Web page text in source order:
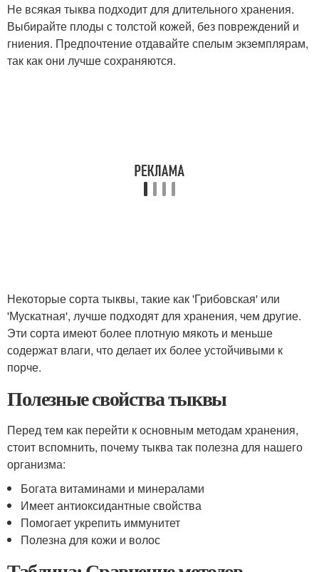
Не всякая тыква подходит для длительного хранения.
Выбирайте плоды с толстой кожей, без повреждений и
гниения. Предпочтение отдавайте спелым экземплярам,
так как они лучше сохраняются.
Некоторые сорта тыквы, такие как 'Грибовская' или
'Мускатная', лучше подходят для хранения, чем другие.
Эти сорта имеют более плотную мякоть и меньше
содержат влаги, что делает их более устойчивыми к
порче.
Полезные свойства тыквы
Перед тем как перейти к основным методам хранения,
стоит вспомнить, почему тыква так полезна для нашего
организма:
Богата витаминами и минералами
Имеет антиоксидантные свойства
Помогает укрепить иммунитет
Полезна для кожи и волос